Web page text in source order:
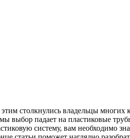
столкнулись владельцы многих
выбор падает на пластиковые
систему, вам необходимо